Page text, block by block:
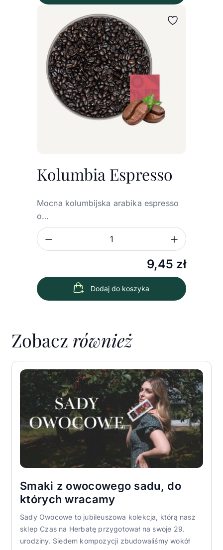
Kolumbia Espresso
Mocna kolumbijska arabika espresso
o…
9,45 zł
Zmniejsz ilość
Dodaj do koszyka
Zobacz również
Smaki z owocowego sadu, do
których wracamy
Sady Owocowe to jubileuszowa kolekcja, którą nasz
sklep Czas na Herbatę przygotował na swoje 29.
urodziny. Siedem kompozycji zbudowaliśmy wokół